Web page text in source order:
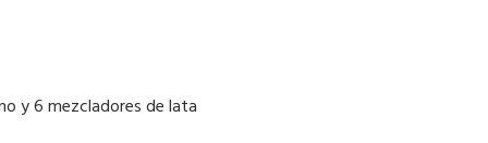
y 6 mezcladores de lata